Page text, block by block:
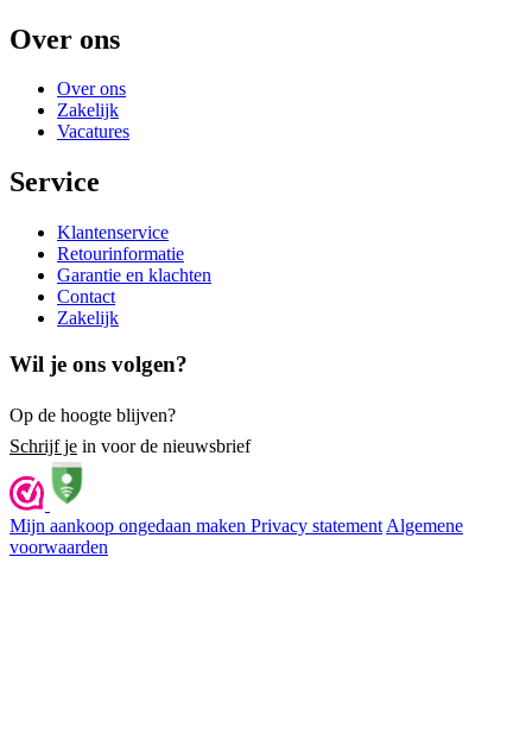
Over ons
Over ons
Zakelijk
Vacatures
Service
Klantenservice
Retourinformatie
Garantie en klachten
Contact
Zakelijk
Wil je ons volgen?
Op de hoogte blijven?
Schrijf je in voor de nieuwsbrief
Mijn aankoop ongedaan maken Privacy statement Algemene
voorwaarden